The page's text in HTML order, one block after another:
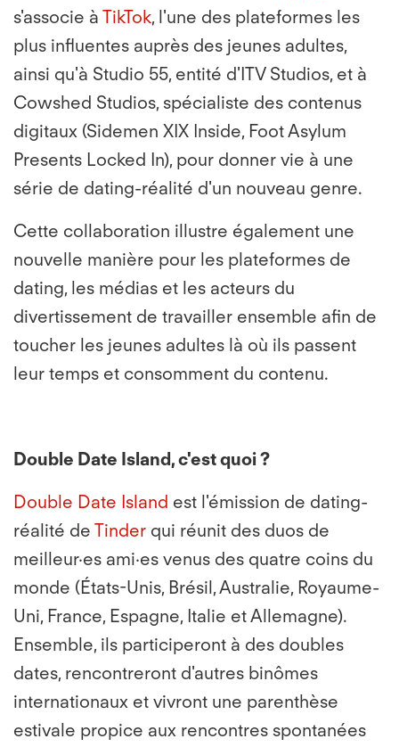
s'associe à TikTok, l'une des plateformes les
plus influentes auprès des jeunes adultes,
ainsi qu'à Studio 55, entité d'ITV Studios, et à
Cowshed Studios, spécialiste des contenus
digitaux (Sidemen XIX Inside, Foot Asylum
Presents Locked In), pour donner vie à une
série de dating-réalité d'un nouveau genre.
Cette collaboration illustre également une
nouvelle manière pour les plateformes de
dating, les médias et les acteurs du
divertissement de travailler ensemble afin de
toucher les jeunes adultes là où ils passent
leur temps et consomment du contenu.
Double Date Island, c'est quoi ?
Double Date Island est l'émission de dating-
réalité de Tinder qui réunit des duos de
meilleur·es ami·es venus des quatre coins du
monde (États-Unis, Brésil, Australie, Royaume-
Uni, France, Espagne, Italie et Allemagne).
Ensemble, ils participeront à des doubles
dates, rencontreront d'autres binômes
internationaux et vivront une parenthèse
estivale propice aux rencontres spontanées